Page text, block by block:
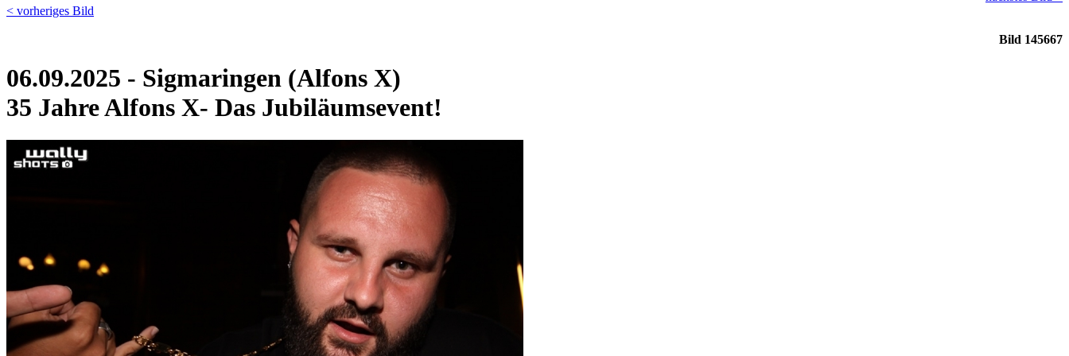
< vorheriges Bild
Bild 145667
06.09.2025 - Sigmaringen (Alfons X)
35 Jahre Alfons X- Das Jubiläumsevent!